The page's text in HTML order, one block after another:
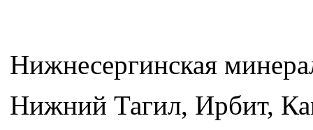
Нижнесергинская
Нижний Тагил, Ирбит,